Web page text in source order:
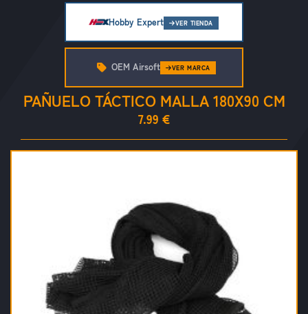
Hobby Expert VER TIENDA
PAÑUELO TÁCTICO MALLA 180X90 CM
7.99 €
OEM Airsoft VER MARCA